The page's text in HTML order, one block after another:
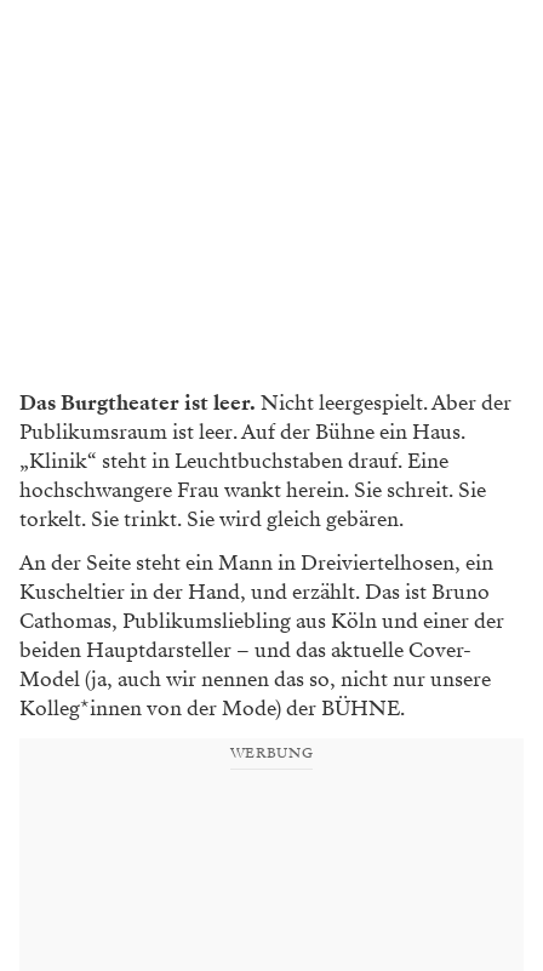
Das Burgtheater ist leer. Nicht leergespielt. Aber der
Publikumsraum ist leer. Auf der Bühne ein Haus.
„Klinik“ steht in Leuchtbuchstaben drauf. Eine
hochschwangere Frau wankt herein. Sie schreit. Sie
torkelt. Sie trinkt. Sie wird gleich gebären.
An der Seite steht ein Mann in Dreiviertelhosen, ein
Kuscheltier in der Hand, und erzählt. Das ist Bruno
Cathomas, Publikumsliebling aus Köln und einer der
beiden Hauptdarsteller – und das aktuelle Cover-
Model (ja, auch wir nennen das so, nicht nur unsere
Kolleg*innen von der Mode) der BÜHNE.
WERBUNG